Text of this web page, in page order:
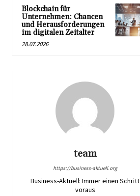
Blockchain für
Unternehmen: Chancen
und Herausforderungen
im digitalen Zeitalter
28.07.2026
team
https://business-aktuell.org
Business-Aktuell: Immer einen Schritt
voraus